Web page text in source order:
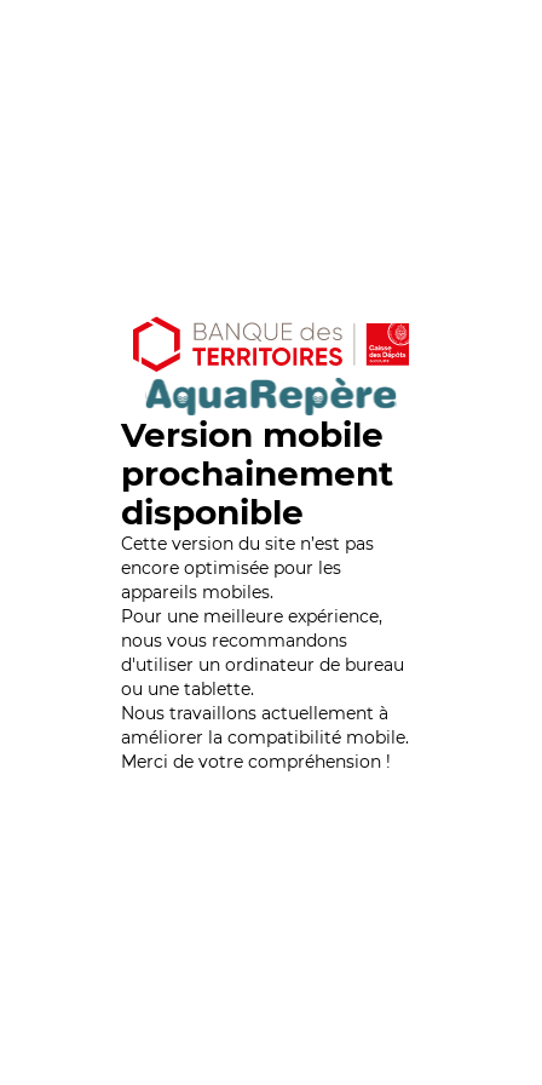
Version mobile
prochainement
disponible
Cette version du site n’est pas
encore optimisée pour les
appareils mobiles.
Pour une meilleure expérience,
nous vous recommandons
d'utiliser un ordinateur de bureau
ou une tablette.
Nous travaillons actuellement à
améliorer la compatibilité mobile.
Merci de votre compréhension !